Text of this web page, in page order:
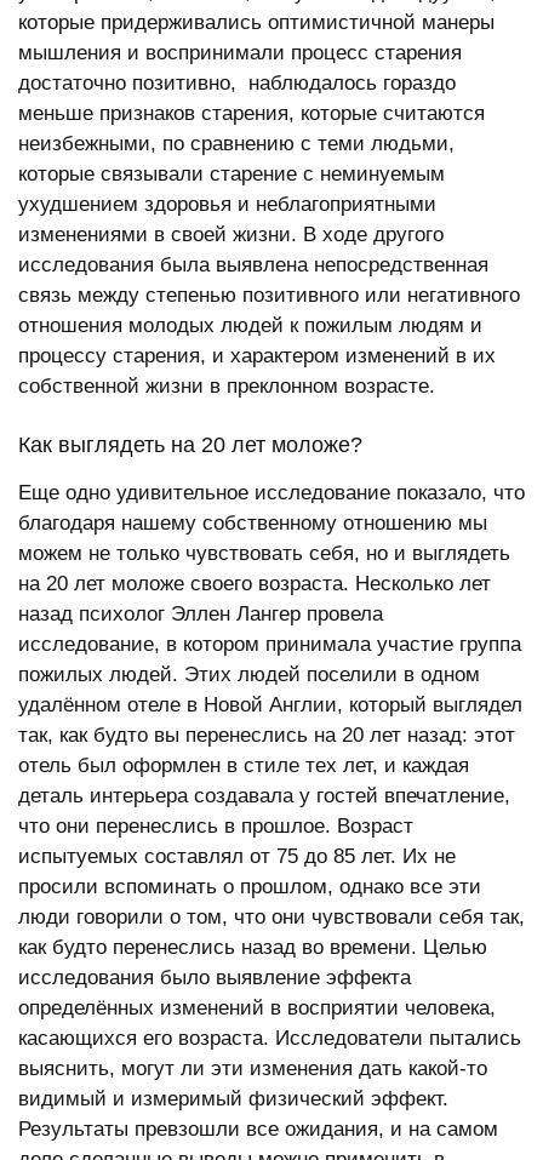
которые придерживались оптимистичной манеры
мышления и воспринимали процесс старения
достаточно позитивно, наблюдалось гораздо
меньше признаков старения, которые считаются
неизбежными, по сравнению с теми людьми,
которые связывали старение с неминуемым
ухудшением здоровья и неблагоприятными
изменениями в своей жизни. В ходе другого
исследования была выявлена непосредственная
связь между степенью позитивного или негативного
отношения молодых людей к пожилым людям и
процессу старения, и характером изменений в их
собственной жизни в преклонном возрасте.
Как выглядеть на 20 лет моложе?
Еще одно удивительное исследование показало, что
благодаря нашему собственному отношению мы
можем не только чувствовать себя, но и выглядеть
на 20 лет моложе своего возраста. Несколько лет
назад психолог Эллен Лангер провела
исследование, в котором принимала участие группа
пожилых людей. Этих людей поселили в одном
удалённом отеле в Новой Англии, который выглядел
так, как будто вы перенеслись на 20 лет назад: этот
отель был оформлен в стиле тех лет, и каждая
деталь интерьера создавала у гостей впечатление,
что они перенеслись в прошлое. Возраст
испытуемых составлял от 75 до 85 лет. Их не
просили вспоминать о прошлом, однако все эти
люди говорили о том, что они чувствовали себя так,
как будто перенеслись назад во времени. Целью
исследования было выявление эффекта
определённых изменений в восприятии человека,
касающихся его возраста. Исследователи пытались
выяснить, могут ли эти изменения дать какой-то
видимый и измеримый физический эффект.
Результаты превзошли все ожидания, и на самом